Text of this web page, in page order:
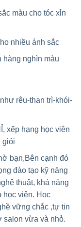
màu cho tóc xỉn
nhiều ánh sắc
hàng nghìn màu
rêu-than trì-khói-
xếp hạng học viên
giỏi
bạn,Bên cạnh đó
đào tạo kỹ năng
thuật, khả năng
học viên. Học
vững chắc ,tự tin
salon vừa và nhỏ.